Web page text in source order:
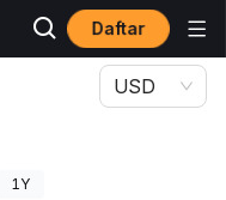
Daftar
USD
1Y